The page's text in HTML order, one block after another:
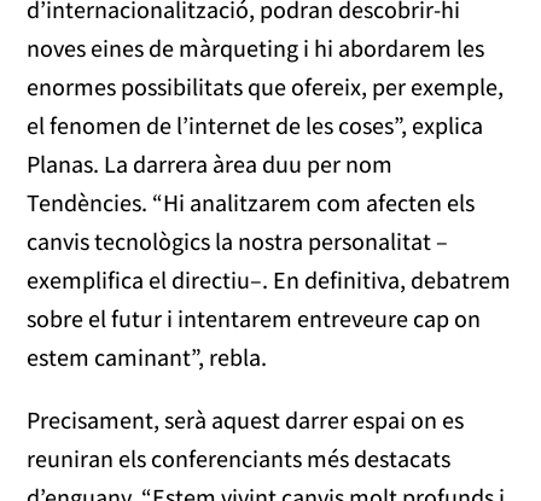
d’internacionalització, podran descobrir-hi
noves eines de màrqueting i hi abordarem les
enormes possibilitats que ofereix, per exemple,
el fenomen de l’internet de les coses”, explica
Planas. La darrera àrea duu per nom
Tendències. “Hi analitzarem com afecten els
canvis tecnològics la nostra personalitat –
exemplifica el directiu–. En definitiva, debatrem
sobre el futur i intentarem entreveure cap on
estem caminant”, rebla.
Precisament, serà aquest darrer espai on es
reuniran els conferenciants més destacats